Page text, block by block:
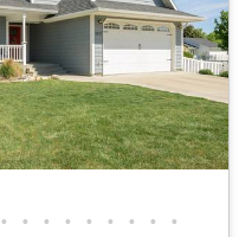
• • • • • • • • •